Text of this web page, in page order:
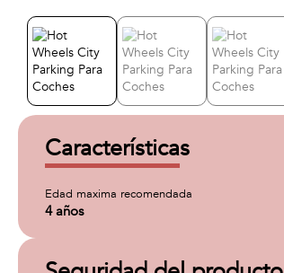
Características
Edad maxima recomendada
4 años